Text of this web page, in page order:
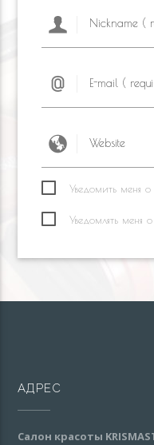
Уведомить меня
Уведомлять меня
АДРЕС
Салон красоты